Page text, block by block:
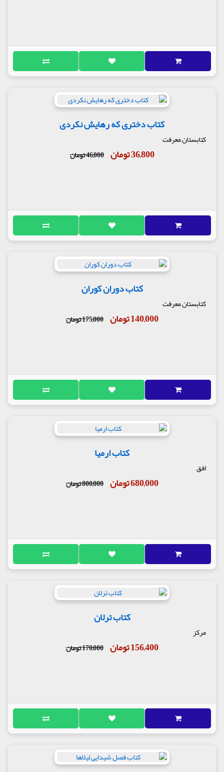
کتاب دختری که رهایش نکردی
کتابستان معرفت
36,800 تومان 46,000 تومان
کتاب دوران کوران
کتابستان معرفت
140,000 تومان 175,000 تومان
کتاب ارمیا
افق
680,000 تومان 800,000 تومان
کتاب ترلان
مرکز
156,400 تومان 170,000 تومان